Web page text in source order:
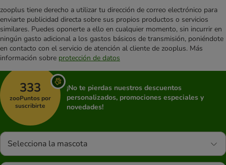
zooplus tiene derecho a utilizar tu dirección de correo electrónico para
enviarte publicidad directa sobre sus propios productos o servicios
similares. Puedes oponerte a ello en cualquier momento, sin incurrir en
ningún gasto adicional a los gastos básicos de transmisión, poniéndote
en contacto con el servicio de atención al cliente de zooplus. Más
información sobre protección de datos
333
zooPuntos por
suscribirte
¡No te pierdas nuestros descuentos
personalizados, promociones especiales y
novedades!
Selecciona la mascota